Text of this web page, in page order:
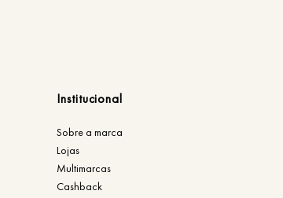
Institucional
Sobre a marca
Lojas
Multimarcas
Cashback